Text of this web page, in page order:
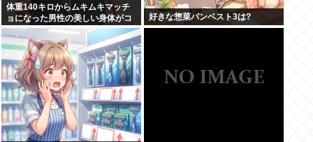
体重140キロからムキムキマッチ
ョになった男性の美しい身体がコ
チラ！！！
好きな惣菜パンベスト3は?